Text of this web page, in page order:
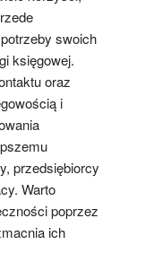
swoich
księgowej.
oraz
i
przedsiębiorcy
Warto
poprzez
ich